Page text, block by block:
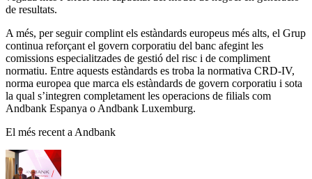
de resultats.
A més, per seguir complint els estàndards europeus més alts, el Grup
continua reforçant el govern corporatiu del banc afegint les
comissions especialitzades de gestió del risc i de compliment
normatiu. Entre aquests estàndards es troba la normativa CRD-IV,
norma europea que marca els estàndards de govern corporatiu i sota
la qual s’integren completament les operacions de filials com
Andbank Espanya o Andbank Luxemburg.
El més recent a Andbank